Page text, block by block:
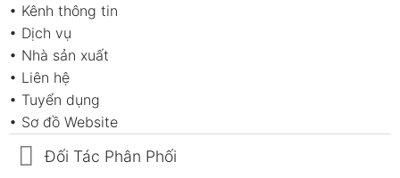
• Kênh thông tin
• Dịch vụ
• Nhà sản xuất
• Liên hệ
• Tuyển dụng
• Sơ đồ Website
Đối Tác Phân Phối